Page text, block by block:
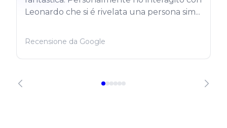
Leonardo che si é rivelata una persona sim...
Recensione da Google